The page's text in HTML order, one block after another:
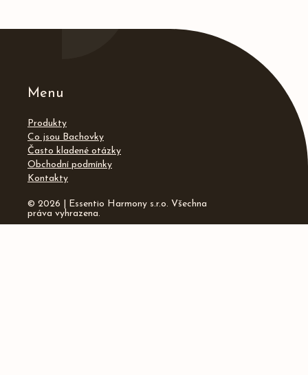
Menu
Produkty
Co jsou Bachovky
Často kladené otázky
Obchodní podmínky
Kontakty
© 2026 | Essentio Harmony s.r.o. Všechna
práva vyhrazena.